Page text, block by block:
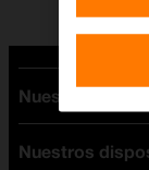
Nuestras tarifas
Tarifas Orange
Nuestros